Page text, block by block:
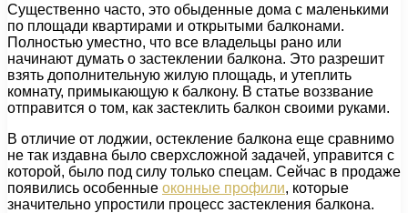
Существенно часто, это обыденные дома с маленькими
по площади квартирами и открытыми балконами.
Полностью уместно, что все владельцы рано или
начинают думать о застеклении балкона. Это разрешит
взять дополнительную жилую площадь, и утеплить
комнату, примыкающую к балкону. В статье воззвание
отправится о том, как застеклить балкон своими руками.
В отличие от лоджии, остекление балкона еще сравнимо
не так издавна было сверхсложной задачей, управится с
которой, было под силу только спецам. Сейчас в продаже
появились особенные оконные профили, которые
значительно упростили процесс застекления балкона.